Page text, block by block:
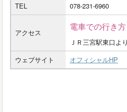
TEL
078-231-6960
アクセス
電車での行き方
ＪＲ三宮駅東口よ
ウェブサイト
オフィシャルHP